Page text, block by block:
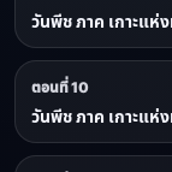
วันพีช ภาค เกาะแห่
ตอนที่ 10
วันพีช ภาค เกาะแห่